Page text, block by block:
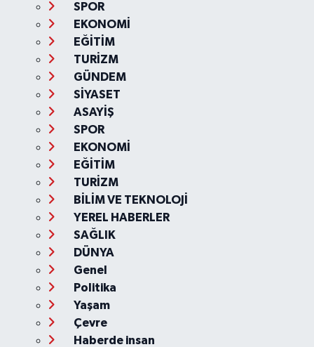
SPOR
EKONOMİ
EĞİTİM
TURİZM
GÜNDEM
SİYASET
ASAYİŞ
SPOR
EKONOMİ
EĞİTİM
TURİZM
BİLİM VE TEKNOLOJİ
YEREL HABERLER
SAĞLIK
DÜNYA
Genel
Politika
Yaşam
Çevre
Haberde insan